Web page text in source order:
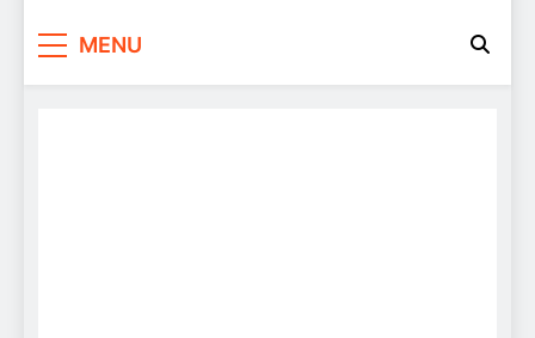
MENU